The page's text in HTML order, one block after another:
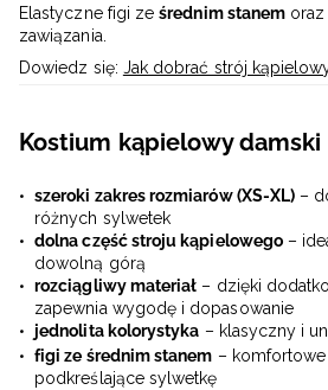
Elastyczne figi ześrednim stanem
zawiązania.
Dowiedz się: Jak dobrać strój
Kostium kąpielowy damski
szeroki zakres rozmiarów (XS-XL) –
różnych sylwetek
dolna część stroju kąpielowego –
dowolną górą
rozciągliwy materiał – dzięki
zapewnia wygodę i dopasowanie
jednolita kolorystyka – klasyczny i
figi ze średnim stanem –
podkreślające sylwetkę